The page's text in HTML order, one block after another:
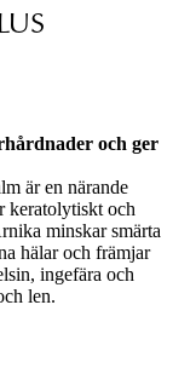
och ger
är en närande
keratolytiskt och
minskar smärta
hälar och främjar
ingefära och
len.